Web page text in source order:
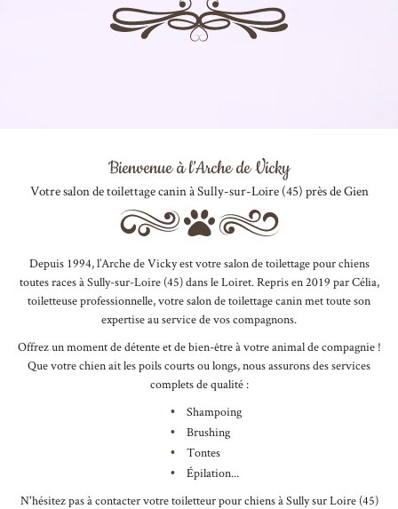
indiqué ci-dessus. Vous pouvez vous désinscrire à tout moment en utilisant
Bienvenue à l’Arche de Vicky
Votre salon de toilettage canin à Sully-sur-Loire (45) près de Gien
Depuis 1994, l’Arche de Vicky est votre salon de toilettage pour chiens
toutes races à Sully-sur-Loire (45) dans le Loiret. Repris en 2019 par Célia,
toiletteuse professionnelle, votre salon de toilettage canin met toute son
expertise au service de vos compagnons.
Offrez un moment de détente et de bien-être à votre animal de compagnie !
Que votre chien ait les poils courts ou longs, nous assurons des services
complets de qualité :
Shampoing
Brushing
Tontes
Épilation...
N'hésitez pas à contacter votre toiletteur pour chiens à Sully sur Loire (45)